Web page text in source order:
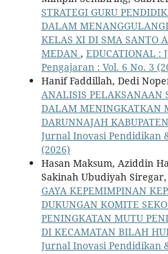
STRATEGI GURU
DALAM
KELAS XI DI SMA SANTO
MEDAN , EDUCATIONAL
Pengajaran : Vol. 6 No. 3
Hanif Faddillah, Dedi
ANALISIS PELAKSANAAN
DALAM MENINGKATKAN
DARUNNAJAH
Jurnal Inovasi Pendidikan
(2026)
Hasan Maksum, Aziddin
Sakinah Ubudiyah
GAYA KEPEMIMPINAN
DUKUNGAN KOMITE
PENINGKATAN MUTU
DI KECAMATAN BILAH
Jurnal Inovasi Pendidikan